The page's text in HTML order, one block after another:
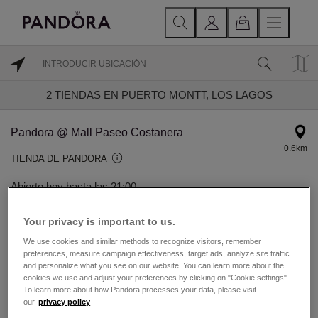
2TIENDAS EN PUERTO MONTT, LOS LAGOS
Pandora @ Mall Paseo Costanera
TIENDA DE PANDORA
Abierto hoy hasta las 21:00.
0.6km
Puerto Montt, Los Lagos 5480000
DIRECCIONES DETALLES TIENDA
Your privacy is important to us.
We use cookies and similar methods to recognize visitors, remember
preferences, measure campaign effectiveness, target ads, analyze site traffic
and personalize what you see on our website. You can learn more about the
cookies we use and adjust your preferences by clicking on "Cookie settings" .
To learn more about how Pandora processes your data, please visit
our privacy policy